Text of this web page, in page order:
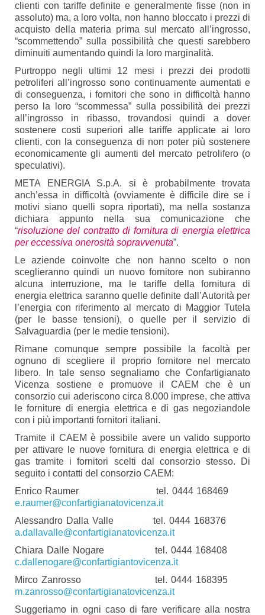
clienti con tariffe definite e generalmente fisse (non in
assoluto) ma, a loro volta, non hanno bloccato i prezzi di
acquisto della materia prima sul mercato all’ingrosso,
“scommettendo” sulla possibilità che questi sarebbero
diminuiti aumentando quindi la loro marginalità.
Purtroppo negli ultimi 12 mesi i prezzi dei prodotti
petroliferi all’ingrosso sono continuamente aumentati e
di conseguenza, i fornitori che sono in difficoltà hanno
perso la loro “scommessa” sulla possibilità dei prezzi
all’ingrosso in ribasso, trovandosi quindi a dover
sostenere costi superiori alle tariffe applicate ai loro
clienti, con la conseguenza di non poter più sostenere
economicamente gli aumenti del mercato petrolifero (o
speculativi).
META ENERGIA S.p.A. si è probabilmente trovata
anch’essa in difficoltà (ovviamente è difficile dire se i
motivi siano quelli sopra riportati), ma nella sostanza
dichiara appunto nella sua comunicazione che
“risoluzione del contratto di fornitura di energia elettrica
per eccessiva onerosità sopravvenuta”.
Le aziende coinvolte che non hanno scelto o non
sceglieranno quindi un nuovo fornitore non subiranno
alcuna interruzione, ma le tariffe della fornitura di
energia elettrica saranno quelle definite dall’Autorità per
l’energia con riferimento al mercato di Maggior Tutela
(per le basse tensioni), o quelle per il servizio di
Salvaguardia (per le medie tensioni).
Rimane comunque sempre possibile la facoltà per
ognuno di scegliere il proprio fornitore nel mercato
libero. In tale senso segnaliamo che Confartigianato
Vicenza sostiene e promuove il CAEM che è un
consorzio cui aderiscono circa 8.000 imprese, che attiva
le forniture di energia elettrica e di gas negoziandole
con i più importanti fornitori italiani.
Tramite il CAEM è possibile avere un valido supporto
per attivare le nuove fornitura di energia elettrica e di
gas tramite i fornitori scelti dal consorzio stesso. Di
seguito i contatti del consorzio CAEM:
Enrico Raumer tel. 0444 168469
e.raumer@confartigianatovicenza.it
Alessandro Dalla Valle tel. 0444 168376
a.dallavalle@confartigianatovicenza.it
Chiara Dalle Nogare tel. 0444 168408
c.dallenogare@confartigiantovicenza.it
Mirco Zanrosso tel. 0444 168395
m.zanrosso@confartigianatovicenza.it
Suggeriamo in ogni caso di fare verificare alla nostra